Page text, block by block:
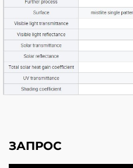
ЗАПРОС